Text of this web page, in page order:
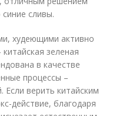
сливы.
худеющими активно
зеленая
в качестве
процессы –
верить китайским
действие, благодаря